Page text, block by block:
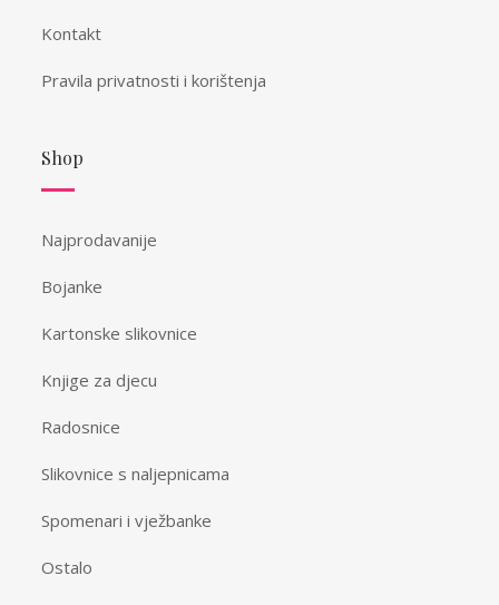
Kontakt
Pravila privatnosti i korištenja
Shop
Najprodavanije
Bojanke
Kartonske slikovnice
Knjige za djecu
Radosnice
Slikovnice s naljepnicama
Spomenari i vježbanke
Ostalo